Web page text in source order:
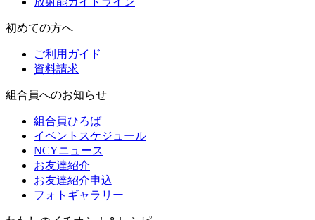
初めての方へ
ご利用ガイド
資料請求
組合員へのお知らせ
組合員ひろば
イベントスケジュール
NCYニュース
お友達紹介
お友達紹介申込
フォトギャラリー